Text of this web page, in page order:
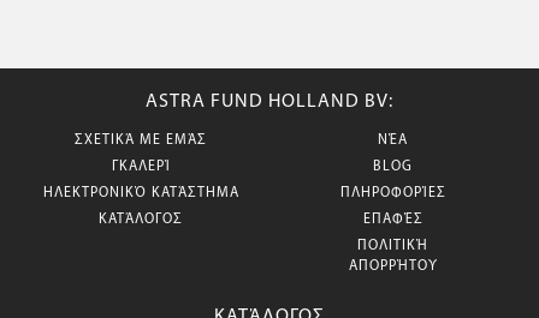
ASTRA FUND HOLLAND BV:
ΣΧΕΤΙΚΆ ΜΕ ΕΜΆΣ
ΓΚΑΛΕΡΊ
ΗΛΕΚΤΡΟΝΙΚΌ ΚΑΤΆΣΤΗΜΑ
ΚΑΤΆΛΟΓΟΣ
ΝΈΑ
BLOG
ΠΛΗΡΟΦΟΡΊΕΣ
ΕΠΑΦΈΣ
ΠΟΛΙΤΙΚΉ
ΑΠΟΡΡΉΤΟΥ